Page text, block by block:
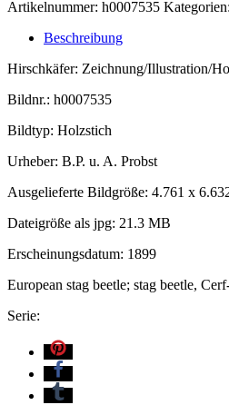
Artikelnummer: h0007535 Kategorien:
Beschreibung
Hirschkäfer: Zeichnung/Illustration/
Bildnr.: h0007535
Bildtyp: Holzstich
Urheber: B.P. u. A. Probst
Ausgelieferte Bildgröße: 4.761 x
Dateigröße als jpg: 21.3 MB
Erscheinungsdatum: 1899
European stag beetle; stag beetle,
Serie: